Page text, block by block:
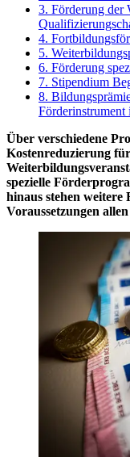
3. Förderung der
4.
5.
6. Förderung
7. Stipendium
8.
Förderinstrument
Über verschiedene
Kostenreduzierung
spezielle
hinaus stehen
Voraussetzungen